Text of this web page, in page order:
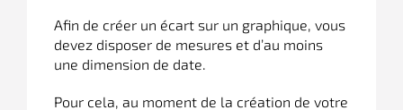
Afin de créer un écart sur un graphique, vous
devez disposer de mesures et d’au moins
une dimension de date.
Pour cela, au moment de la création de votre